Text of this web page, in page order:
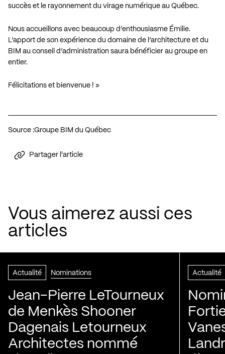
succès et le rayonnement du virage numérique au Québec.
Nous accueillons avec beaucoup d’enthousiasme Émilie.
L’apport de son expérience du domaine de l’architecture et du
BIM au conseil d’administration saura bénéficier au groupe en
entier.
Félicitations et bienvenue ! »
Source :Groupe BIM du Québec
Partager l'article
Vous aimerez aussi ces
articles
Actualité Nominations
Jean-Pierre LeTourneux
de Menkès Shooner
Dagenais Letourneux
Architectes nommé
Actualité